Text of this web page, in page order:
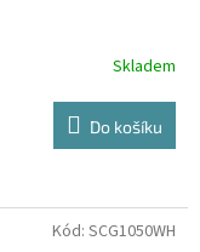
Skladem
Do košíku
Kód: SCG1050WH